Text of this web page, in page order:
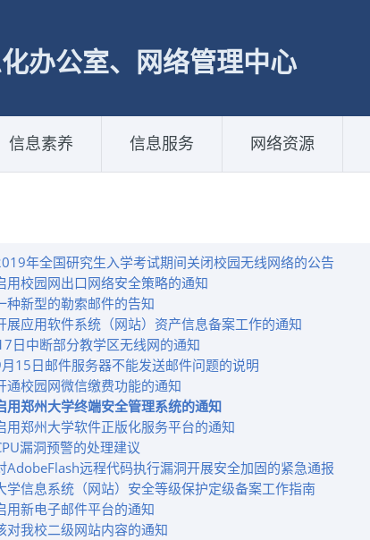
办公室、网络管理中心
信息素养 信息服务 网络资源
年全国研究生入学考试期间关闭校园无线网络的公告
用校园网出口网络安全策略的通知
种新型的勒索邮件的告知
展应用软件系统（网站）资产信息备案工作的通知
日中断部分教学区无线网的通知
15日邮件服务器不能发送邮件问题的说明
通校园网微信缴费功能的通知
用郑州大学终端安全管理系统的通知
用郑州大学软件正版化服务平台的通知
漏洞预警的处理建议
AdobeFlash远程代码执行漏洞开展安全加固的紧急通报
学信息系统（网站）安全等级保护定级备案工作指南
用新电子邮件平台的通知
对我校二级网站内容的通知